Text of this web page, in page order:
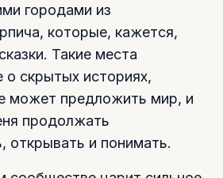
городами из
которые, кажется,
Такие места
скрытых историях,
может предложить мир, и
продолжать
открывать и понимать.